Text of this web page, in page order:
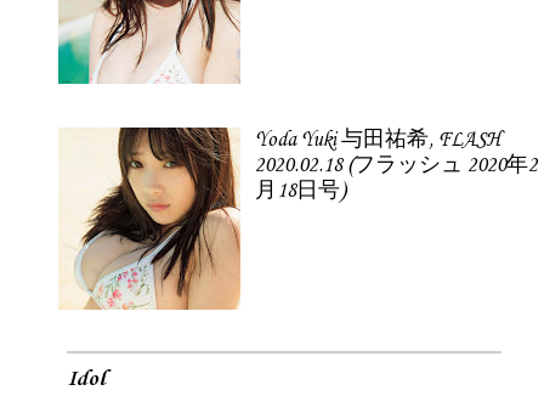
Yoda Yuki 与田祐希, FLASH
2020.02.18 (フラッシュ 2020年2
月18日号)
Idol